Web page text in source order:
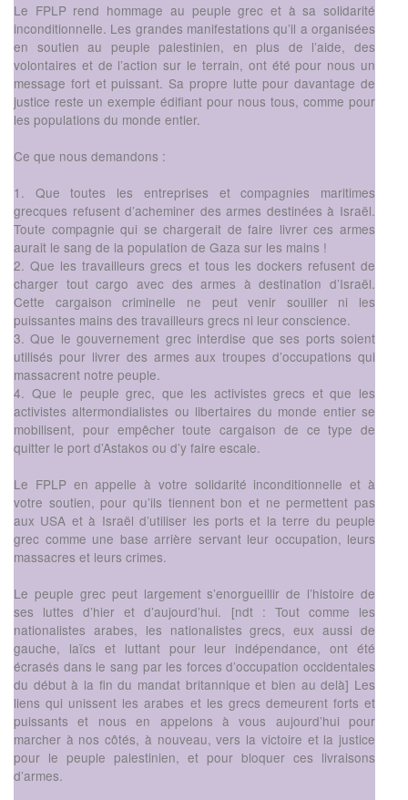
Le FPLP rend hommage au peuple grec et à sa solidarité
inconditionnelle. Les grandes manifestations qu’il a organisées
en soutien au peuple palestinien, en plus de l’aide, des
volontaires et de l’action sur le terrain, ont été pour nous un
message fort et puissant. Sa propre lutte pour davantage de
justice reste un exemple édifiant pour nous tous, comme pour
les populations du monde entier.
Ce que nous demandons :
1. Que toutes les entreprises et compagnies maritimes
grecques refusent d’acheminer des armes destinées à Israël.
Toute compagnie qui se chargerait de faire livrer ces armes
aurait le sang de la population de Gaza sur les mains !
2. Que les travailleurs grecs et tous les dockers refusent de
charger tout cargo avec des armes à destination d’Israël.
Cette cargaison criminelle ne peut venir souiller ni les
puissantes mains des travailleurs grecs ni leur conscience.
3. Que le gouvernement grec interdise que ses ports soient
utilisés pour livrer des armes aux troupes d’occupations qui
massacrent notre peuple.
4. Que le peuple grec, que les activistes grecs et que les
activistes altermondialistes ou libertaires du monde entier se
mobilisent, pour empêcher toute cargaison de ce type de
quitter le port d’Astakos ou d’y faire escale.
Le FPLP en appelle à votre solidarité inconditionnelle et à
votre soutien, pour qu’ils tiennent bon et ne permettent pas
aux USA et à Israël d’utiliser les ports et la terre du peuple
grec comme une base arrière servant leur occupation, leurs
massacres et leurs crimes.
Le peuple grec peut largement s’enorgueillir de l’histoire de
ses luttes d’hier et d’aujourd’hui. [ndt : Tout comme les
nationalistes arabes, les nationalistes grecs, eux aussi de
gauche, laïcs et luttant pour leur indépendance, ont été
écrasés dans le sang par les forces d’occupation occidentales
du début à la fin du mandat britannique et bien au delà] Les
liens qui unissent les arabes et les grecs demeurent forts et
puissants et nous en appelons à vous aujourd’hui pour
marcher à nos côtés, à nouveau, vers la victoire et la justice
pour le peuple palestinien, et pour bloquer ces livraisons
d’armes.